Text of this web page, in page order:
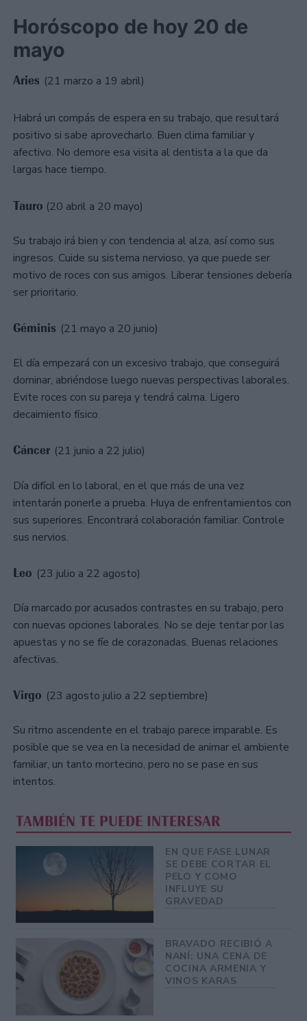
Horóscopo de hoy 20 de
mayo
Aries (21 marzo a 19 abril)
Habrá un compás de espera en su trabajo, que resultará
positivo si sabe aprovecharlo. Buen clima familiar y
afectivo. No demore esa visita al dentista a la que da
largas hace tiempo.
Tauro (20 abril a 20 mayo)
Su trabajo irá bien y con tendencia al alza, así como sus
ingresos. Cuide su sistema nervioso, ya que puede ser
motivo de roces con sus amigos. Liberar tensiones debería
ser prioritario.
Géminis (21 mayo a 20 junio)
El día empezará con un excesivo trabajo, que conseguirá
dominar, abriéndose luego nuevas perspectivas laborales.
Evite roces con su pareja y tendrá calma. Ligero
decaimiento físico.
Cáncer (21 junio a 22 julio)
Día difícil en lo laboral, en el que más de una vez
intentarán ponerle a prueba. Huya de enfrentamientos con
sus superiores. Encontrará colaboración familiar. Controle
sus nervios.
Leo (23 julio a 22 agosto)
Día marcado por acusados contrastes en su trabajo, pero
con nuevas opciones laborales. No se deje tentar por las
apuestas y no se fíe de corazonadas. Buenas relaciones
afectivas.
Virgo (23 agosto julio a 22 septiembre)
Su ritmo ascendente en el trabajo parece imparable. Es
posible que se vea en la necesidad de animar el ambiente
familiar, un tanto mortecino, pero no se pase en sus
intentos.
TAMBIÉN TE PUEDE INTERESAR
EN QUE FASE LUNAR
SE DEBE CORTAR EL
PELO Y COMO
INFLUYE SU
GRAVEDAD
BRAVADO RECIBIÓ A
NANÍ: UNA CENA DE
COCINA ARMENIA Y
VINOS KARAS